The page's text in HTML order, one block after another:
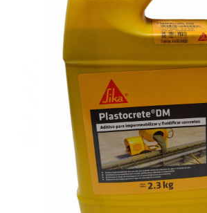
ALAMBRE GALVANIZADO C-16